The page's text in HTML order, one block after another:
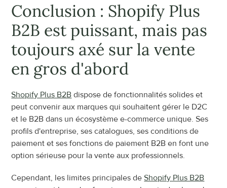
Conclusion : Shopify Plus
B2B est puissant, mais pas
toujours axé sur la vente
en gros d'abord
Shopify Plus B2B dispose de fonctionnalités solides et
peut convenir aux marques qui souhaitent gérer le D2C
et le B2B dans un écosystème e-commerce unique. Ses
profils d'entreprise, ses catalogues, ses conditions de
paiement et ses fonctions de paiement B2B en font une
option sérieuse pour la vente aux professionnels.
Cependant, les limites principales de Shopify Plus B2B